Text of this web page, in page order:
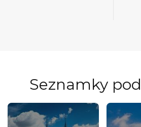
Seznamky